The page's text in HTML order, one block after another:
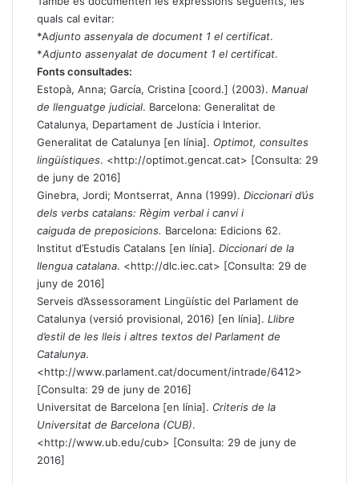
quals cal evitar:
*Adjunto assenyala de document 1 el certificat.
*Adjunto assenyalat de document 1 el certificat.
Fonts consultades:
Estopà, Anna; García, Cristina [coord.] (2003). Manual
de llenguatge judicial. Barcelona: Generalitat de
Catalunya, Departament de Justícia i Interior.
Generalitat de Catalunya [en línia]. Optimot, consultes
lingüístiques. <http://optimot.gencat.cat> [Consulta: 29
de juny de 2016]
Ginebra, Jordi; Montserrat, Anna (1999). Diccionari d’ús
dels verbs catalans: Règim verbal i canvi i
caiguda de preposicions. Barcelona: Edicions 62.
Institut d’Estudis Catalans [en línia]. Diccionari de la
llengua catalana. <http://dlc.iec.cat> [Consulta: 29 de
juny de 2016]
Serveis d’Assessorament Lingüístic del Parlament de
Catalunya (versió provisional, 2016) [en línia]. Llibre
d’estil de les lleis i altres textos del Parlament de
Catalunya.
<http://www.parlament.cat/document/intrade/6412>
[Consulta: 29 de juny de 2016]
Universitat de Barcelona [en línia]. Criteris de la
Universitat de Barcelona (CUB).
<http://www.ub.edu/cub> [Consulta: 29 de juny de
2016]